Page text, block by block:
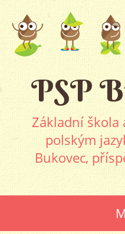
PSP
Základní škola
polským
Bukovec,